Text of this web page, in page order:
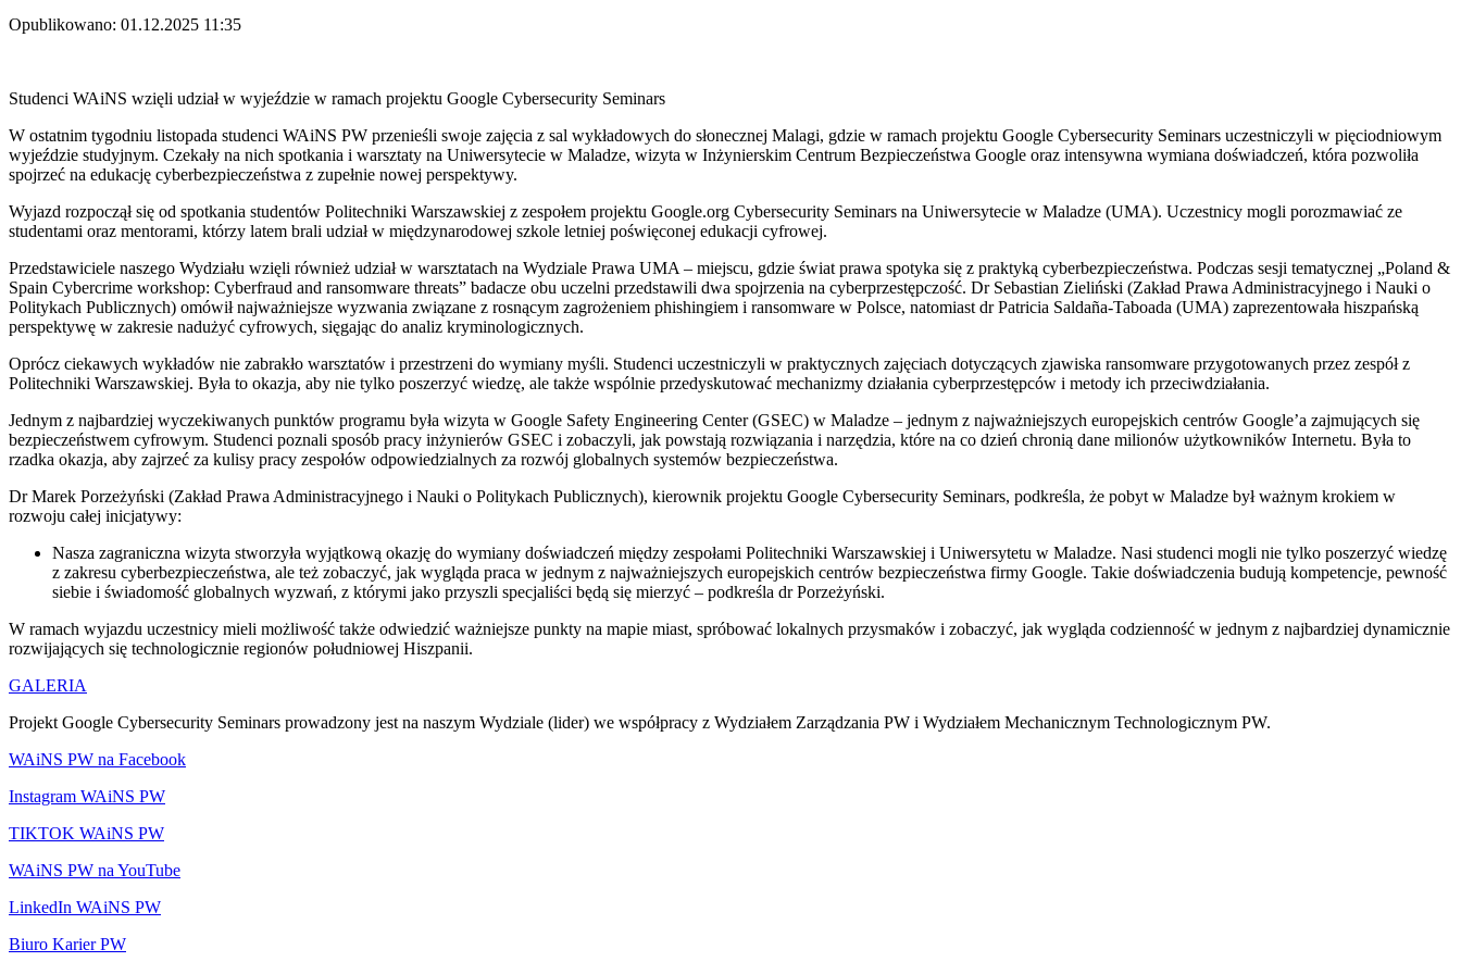
Opublikowano: 01.12.2025 11:35
Studenci WAiNS wzięli udział w wyjeździe w ramach projektu Google Cybersecurity Seminars
W ostatnim tygodniu listopada studenci WAiNS PW przenieśli swoje zajęcia z sal wykładowych do słonecznej Malagi, gdzie w ramach projektu Google Cybersecurity Seminars uczestniczyli w pięciodniowym
wyjeździe studyjnym. Czekały na nich spotkania i warsztaty na Uniwersytecie w Maladze, wizyta w Inżynierskim Centrum Bezpieczeństwa Google oraz intensywna wymiana doświadczeń, która pozwoliła
spojrzeć na edukację cyberbezpieczeństwa z zupełnie nowej perspektywy.
Wyjazd rozpoczął się od spotkania studentów Politechniki Warszawskiej z zespołem projektu Google.org Cybersecurity Seminars na Uniwersytecie w Maladze (UMA). Uczestnicy mogli porozmawiać ze
studentami oraz mentorami, którzy latem brali udział w międzynarodowej szkole letniej poświęconej edukacji cyfrowej.
Przedstawiciele naszego Wydziału wzięli również udział w warsztatach na Wydziale Prawa UMA – miejscu, gdzie świat prawa spotyka się z praktyką cyberbezpieczeństwa. Podczas sesji tematycznej „Poland &
Spain Cybercrime workshop: Cyberfraud and ransomware threats” badacze obu uczelni przedstawili dwa spojrzenia na cyberprzestępczość. Dr Sebastian Zieliński (Zakład Prawa Administracyjnego i Nauki o
Politykach Publicznych) omówił najważniejsze wyzwania związane z rosnącym zagrożeniem phishingiem i ransomware w Polsce, natomiast dr Patricia Saldaña-Taboada (UMA) zaprezentowała hiszpańską
perspektywę w zakresie nadużyć cyfrowych, sięgając do analiz kryminologicznych.
Oprócz ciekawych wykładów nie zabrakło warsztatów i przestrzeni do wymiany myśli. Studenci uczestniczyli w praktycznych zajęciach dotyczących zjawiska ransomware przygotowanych przez zespół z
Politechniki Warszawskiej. Była to okazja, aby nie tylko poszerzyć wiedzę, ale także wspólnie przedyskutować mechanizmy działania cyberprzestępców i metody ich przeciwdziałania.
Jednym z najbardziej wyczekiwanych punktów programu była wizyta w Google Safety Engineering Center (GSEC) w Maladze – jednym z najważniejszych europejskich centrów Google’a zajmujących się
bezpieczeństwem cyfrowym. Studenci poznali sposób pracy inżynierów GSEC i zobaczyli, jak powstają rozwiązania i narzędzia, które na co dzień chronią dane milionów użytkowników Internetu. Była to
rzadka okazja, aby zajrzeć za kulisy pracy zespołów odpowiedzialnych za rozwój globalnych systemów bezpieczeństwa.
Dr Marek Porzeżyński (Zakład Prawa Administracyjnego i Nauki o Politykach Publicznych), kierownik projektu Google Cybersecurity Seminars, podkreśla, że pobyt w Maladze był ważnym krokiem w
rozwoju całej inicjatywy:
Nasza zagraniczna wizyta stworzyła wyjątkową okazję do wymiany doświadczeń między zespołami Politechniki Warszawskiej i Uniwersytetu w Maladze. Nasi studenci mogli nie tylko poszerzyć wiedzę
z zakresu cyberbezpieczeństwa, ale też zobaczyć, jak wygląda praca w jednym z najważniejszych europejskich centrów bezpieczeństwa firmy Google. Takie doświadczenia budują kompetencje, pewność
siebie i świadomość globalnych wyzwań, z którymi jako przyszli specjaliści będą się mierzyć – podkreśla dr Porzeżyński.
W ramach wyjazdu uczestnicy mieli możliwość także odwiedzić ważniejsze punkty na mapie miast, spróbować lokalnych przysmaków i zobaczyć, jak wygląda codzienność w jednym z najbardziej dynamicznie
rozwijających się technologicznie regionów południowej Hiszpanii.
GALERIA
Projekt Google Cybersecurity Seminars prowadzony jest na naszym Wydziale (lider) we współpracy z Wydziałem Zarządzania PW i Wydziałem Mechanicznym Technologicznym PW.
WAiNS PW na Facebook
Instagram WAiNS PW
TIKTOK WAiNS PW
WAiNS PW na YouTube
LinkedIn WAiNS PW
Biuro Karier PW